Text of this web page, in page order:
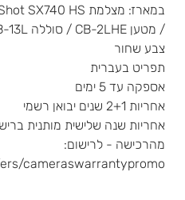
במארז: מצלמת Canon PowerShot SX740 HS / רצועת יד /
/ מטען CB-2LHE / סוללה NB-13L / תיק / חצובת Joby
צבע שחור
תפריט בעברית
אספקה עד 5 ימים
אחריות 2+1 שנים יבואן רשמי
מהרכישה - לרישום:
cameraswarrantypromo